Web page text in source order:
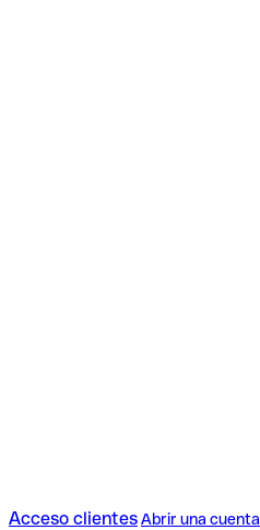
Acceso clientesAbrir una cuenta